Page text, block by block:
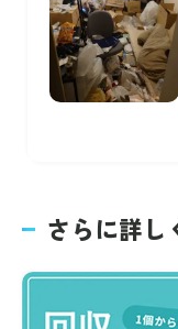
さらに詳し